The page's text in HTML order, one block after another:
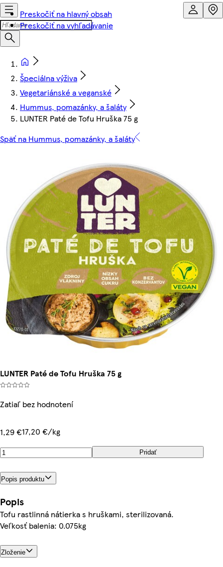
Preskočiť na hlavný obsah
Preskočiť na vyhľadávanie
Špeciálna výživa
Vegetariánské a veganské
Hummus, pomazánky, a šaláty
LUNTER Paté de Tofu Hruška 75 g
Späť na Hummus, pomazánky, a šaláty
LUNTER Paté de Tofu Hruška 75 g
Zatiaľ bez hodnotení
1,29 €17,20 €/kg
Pridať
Popis produktu
Popis
Tofu rastlinná nátierka s hruškami, sterilizovaná.
Veľkosť balenia: 0.075kg
Zloženie